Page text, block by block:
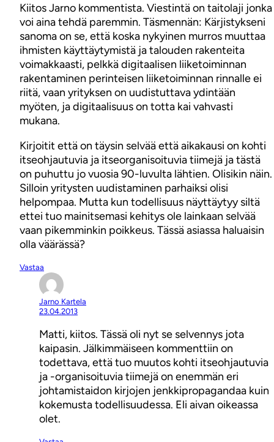
Kiitos Jarno kommentista. Viestintä on taitolaji jonka
voi aina tehdä paremmin. Täsmennän: Kärjistykseni
sanoma on se, että koska nykyinen murros muuttaa
ihmisten käyttäytymistä ja talouden rakenteita
voimakkaasti, pelkkä digitaalisen liiketoiminnan
rakentaminen perinteisen liiketoiminnan rinnalle ei
riitä, vaan yrityksen on uudistuttava ydintään
myöten, ja digitaalisuus on totta kai vahvasti
mukana.
Kirjoitit että on täysin selvää että aikakausi on kohti
itseohjautuvia ja itseorganisoituvia tiimejä ja tästä
on puhuttu jo vuosia 90-luvulta lähtien. Olisikin näin.
Silloin yritysten uudistaminen parhaiksi olisi
helpompaa. Mutta kun todellisuus näyttäytyy siltä
ettei tuo mainitsemasi kehitys ole lainkaan selvää
vaan pikemminkin poikkeus. Tässä asiassa haluaisin
olla väärässä?
Vastaa
Jarno Kartela
23.04.2013
Matti, kiitos. Tässä oli nyt se selvennys jota
kaipasin. Jälkimmäiseen kommenttiin on
todettava, että tuo muutos kohti itseohjautuvia
ja -organisoituvia tiimejä on enemmän eri
johtamistaidon kirjojen jenkkipropagandaa kuin
kokemusta todellisuudessa. Eli aivan oikeassa
olet.